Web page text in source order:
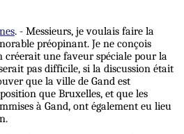
. - Messieurs, je voulais faire la
préopinant. Je ne conçois
créerait une faveur spéciale pour la
pas difficile, si la discussion était
que la ville de Gand est
que Bruxelles, et que les
à Gand, ont également eu lieu